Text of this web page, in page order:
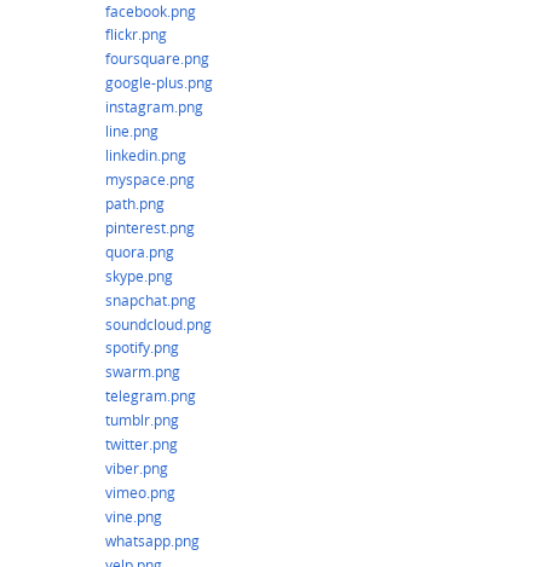
facebook.png
flickr.png
foursquare.png
google-plus.png
instagram.png
line.png
linkedin.png
myspace.png
path.png
pinterest.png
quora.png
skype.png
snapchat.png
soundcloud.png
spotify.png
swarm.png
telegram.png
tumblr.png
twitter.png
viber.png
vimeo.png
vine.png
whatsapp.png